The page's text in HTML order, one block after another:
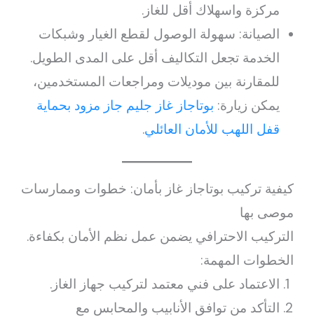
مركزة واسهلاك أقل للغاز.
الصيانة: سهولة الوصول لقطع الغيار وشبكات
الخدمة تجعل التكاليف أقل على المدى الطويل.
للمقارنة بين موديلات ومراجعات المستخدمين،
يمكن زيارة: بوتاجاز غاز جليم جاز مزود بحماية
قفل اللهب للأمان العائلي.
كيفية تركيب بوتاجاز غاز بأمان: خطوات وممارسات
موصى بها
التركيب الاحترافي يضمن عمل نظم الأمان بكفاءة.
الخطوات المهمة:
الاعتماد على فني معتمد لتركيب جهاز الغاز.
التأكد من توافق الأنابيب والمحابس مع